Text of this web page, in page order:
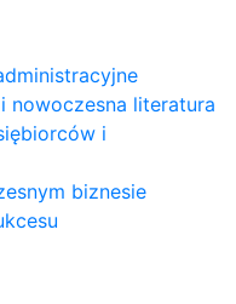
literatura
i
biznesie